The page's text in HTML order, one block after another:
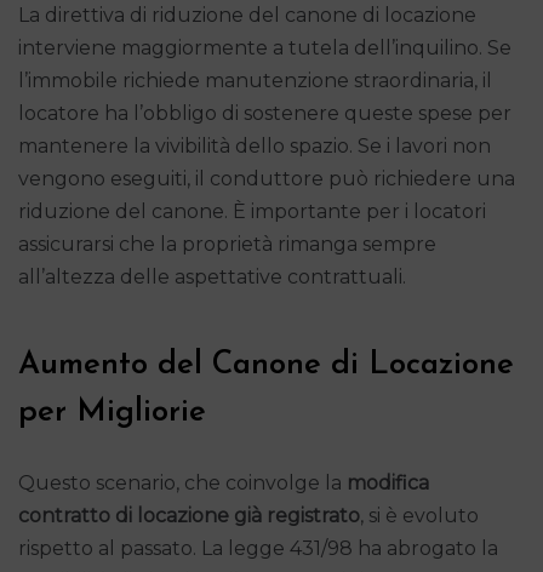
La direttiva di riduzione del canone di locazione
interviene maggiormente a tutela dell’inquilino. Se
l’immobile richiede manutenzione straordinaria, il
locatore ha l’obbligo di sostenere queste spese per
mantenere la vivibilità dello spazio. Se i lavori non
vengono eseguiti, il conduttore può richiedere una
riduzione del canone. È importante per i locatori
assicurarsi che la proprietà rimanga sempre
all’altezza delle aspettative contrattuali.
Aumento del Canone di Locazione
per Migliorie
Questo scenario, che coinvolge la modifica
contratto di locazione già registrato, si è evoluto
rispetto al passato. La legge 431/98 ha abrogato la